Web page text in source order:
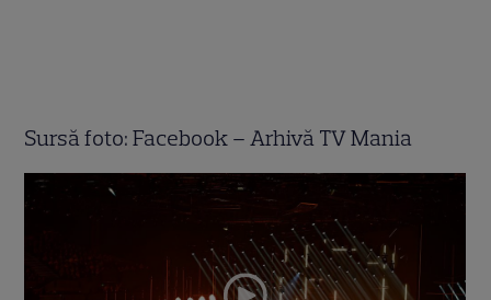
Sursă foto: Facebook – Arhivă TV Mania